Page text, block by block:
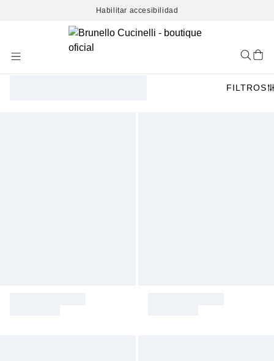
Habilitar accesibilidad
Content
FILTROS